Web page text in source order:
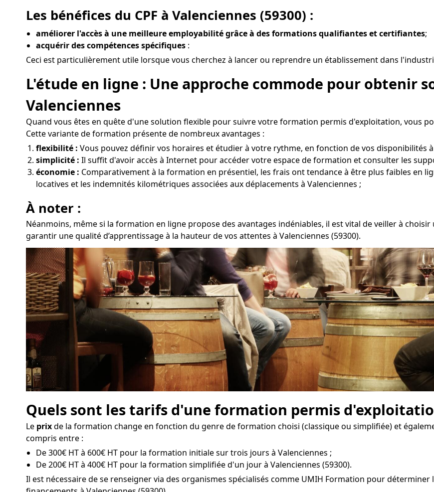
Les bénéfices du CPF à Valenciennes (59300) :
améliorer l'accès à une meilleure employabilité grâce à des formations qualifiantes et certifiantes;
acquérir des compétences spécifiques :
Ceci est particulièrement utile lorsque vous cherchez à lancer ou reprendre un établissement dans
L'étude en ligne : Une approche commode pour obtenir
Valenciennes
Quand vous êtes en quête d'une solution flexible pour suivre votre formation permis d'exploitation, vous
Cette variante de formation présente de nombreux avantages :
flexibilité : Vous pouvez définir vos horaires et étudier à votre rythme, en fonction de vos disponibilités à
simplicité : Il suffit d'avoir accès à Internet pour accéder votre espace de formation et consulter les
économie : Comparativement à la formation en présentiel, les frais ont tendance à être plus faibles en
locatives et les indemnités kilométriques associées aux déplacements à Valenciennes ;
À noter :
Néanmoins, même si la formation en ligne propose des avantages indéniables, il est vital de veiller à
garantir une qualité d’apprentissage à la hauteur de vos attentes à Valenciennes (59300).
Quels sont les tarifs d'une formation permis
Le prixde la formation change en fonction du genre de formation choisi (classique ou simplifiée) et
compris entre :
De 300€ HT à 600€ HT pour la formation initiale sur trois jours à Valenciennes ;
De 200€ HT à 400€ HT pour la formation simplifiée d'un jour à Valenciennes (59300).
Il est nécessaire de se renseigner via des organismes spécialisés comme UMIH Formation pour